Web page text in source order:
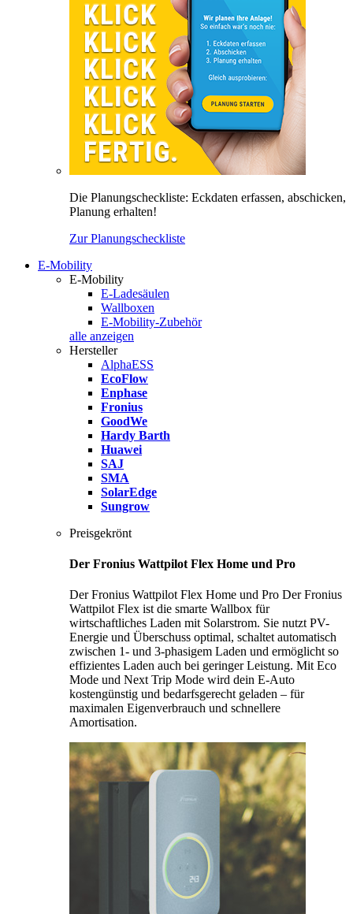
Die Planungscheckliste: Eckdaten erfassen, abschicken,
Planung erhalten!
Zur Planungscheckliste
E-Mobility
E-Mobility
E-Ladesäulen
Wallboxen
E-Mobility-Zubehör
alle anzeigen
Hersteller
AlphaESS
EcoFlow
Enphase
Fronius
GoodWe
Hardy Barth
Huawei
SAJ
SMA
SolarEdge
Sungrow
Preisgekrönt
Der Fronius Wattpilot Flex Home und Pro
Der Fronius Wattpilot Flex Home und Pro Der Fronius
Wattpilot Flex ist die smarte Wallbox für
wirtschaftliches Laden mit Solarstrom. Sie nutzt PV-
Energie und Überschuss optimal, schaltet automatisch
zwischen 1- und 3-phasigem Laden und ermöglicht so
effizientes Laden auch bei geringer Leistung. Mit Eco
Mode und Next Trip Mode wird dein E-Auto
kostengünstig und bedarfsgerecht geladen – für
maximalen Eigenverbrauch und schnellere
Amortisation.